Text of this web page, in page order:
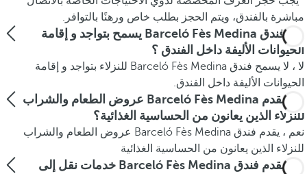
مباشرة بالفندق، ويتم الحجز بطلب خاص ورهنًا بالتوافر.
هل فندق Barceló Fès Medina يسمح بتواجد و إقامة
الحيوانات الأليفة داخل الفندق ؟
لا ، لا يسمح فندق Barceló Fès Medina للنزلاء بتواجد و إقامة
الحيوانات الأليفة داخل الفندق.
هل يقدم Barceló Fès Medina عروض الطعام والشراب
للنزلاء الذين يعانون من الحساسية الغذائية؟
نعم ، يقدم فندق Barceló Fès Medina عروض الطعام والشراب
للنزلاء الذين يعانون من الحساسية الغذائية
هل يقدم فندق Barceló Fès Medina خدمات نقل إلى